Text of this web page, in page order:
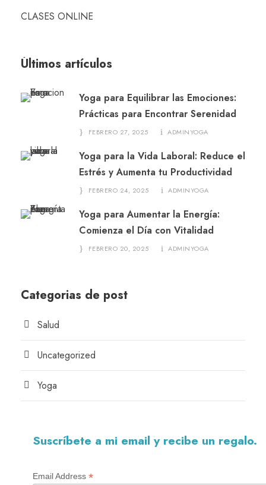
CLASES ONLINE
Últimos artículos
Yoga para Equilibrar las Emociones:
Prácticas para Encontrar Serenidad
FEBRERO 27, 2025 ADMINYOGA
Yoga para la Vida Laboral: Reduce el
Estrés y Aumenta tu Productividad
FEBRERO 24, 2025 ADMINYOGA
Yoga para Aumentar la Energía:
Comienza el Día con Vitalidad
FEBRERO 20, 2025 ADMINYOGA
Categorias de post
Salud
Uncategorized
Yoga
Suscríbete a mi email y recibe un regalo.
Email Address *